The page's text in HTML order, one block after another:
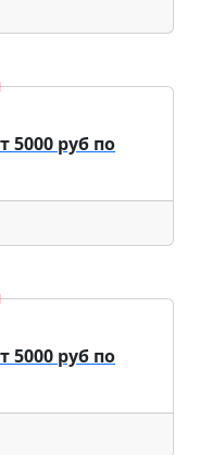
5000 руб по
5000 руб по